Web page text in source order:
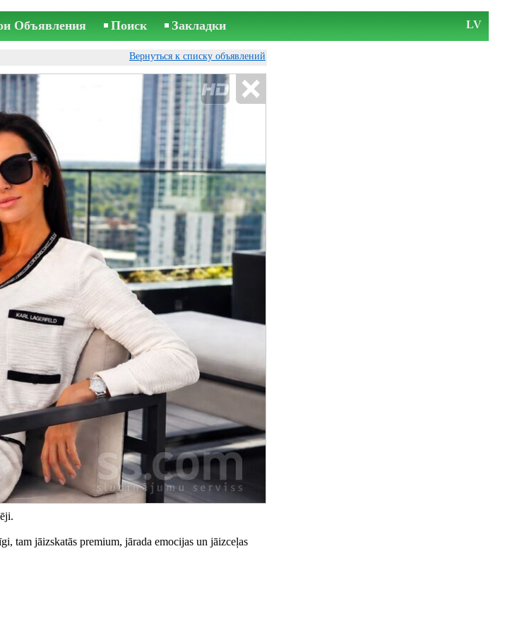
Объявления Поиск Закладки LV
Вернуться к списку объявлений
tam jāizskatās premium, jārada emocijas un jāizceļas